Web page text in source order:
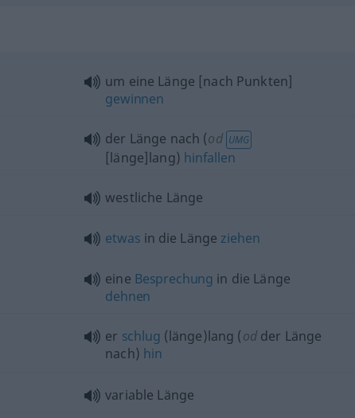
um eine Länge [nach Punkten]
gewinnen
der Länge nach (od UMG
[länge]lang) hinfallen
westliche Länge
etwas in die Länge ziehen
eine Besprechung in die Länge
dehnen
er schlug (länge)lang (odder Länge
nach) hin
variable Länge